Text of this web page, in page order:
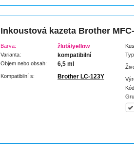
Inkoustová kazeta Brother
Barva: žlutá/yellow
Varianta: kompatibilní
Objem nebo obsah: 6,5 ml
Kompatibilní s: Brother LC-123Y